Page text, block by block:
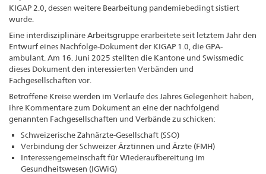
KIGAP 2.0, dessen weitere Bearbeitung pandemiebedingt sistiert
wurde.
Eine interdisziplinäre Arbeitsgruppe erarbeitete seit letztem Jahr den
Entwurf eines Nachfolge-Dokument der KIGAP 1.0, die GPA-
ambulant. Am 16. Juni 2025 stellten die Kantone und Swissmedic
dieses Dokument den interessierten Verbänden und
Fachgesellschaften vor.
Betroffene Kreise werden im Verlaufe des Jahres Gelegenheit haben,
ihre Kommentare zum Dokument an eine der nachfolgend
genannten Fachgesellschaften und Verbände zu schicken:
Schweizerische Zahnärzte-Gesellschaft (SSO)
Verbindung der Schweizer Ärztinnen und Ärzte (FMH)
Interessengemeinschaft für Wiederaufbereitung im
Gesundheitswesen (IGWiG)